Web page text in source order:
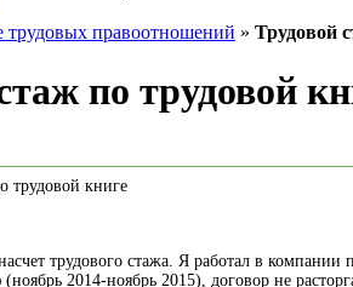
правоотношений » Трудовой
по трудовой
трудовой книге
трудового стажа. Я работал в
2014-ноябрь 2015), договор не